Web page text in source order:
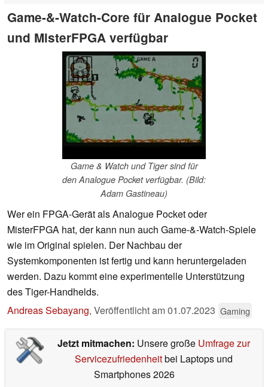
Game-&-Watch-Core für Analogue Pocket
und MisterFPGA verfügbar
Game & Watch und Tiger sind für
den Analogue Pocket verfügbar. (Bild:
Adam Gastineau)
Wer ein FPGA-Gerät als Analogue Pocket oder
MisterFPGA hat, der kann nun auch Game-&-Watch-Spiele
wie im Original spielen. Der Nachbau der
Systemkomponenten ist fertig und kann heruntergeladen
werden. Dazu kommt eine experimentelle Unterstützung
des Tiger-Handhelds.
Andreas Sebayang, Veröffentlicht am01.07.2023 Gaming
Jetzt mitmachen: Unsere große Umfrage zur
Servicezufriedenheitbei Laptops und
Smartphones 2026